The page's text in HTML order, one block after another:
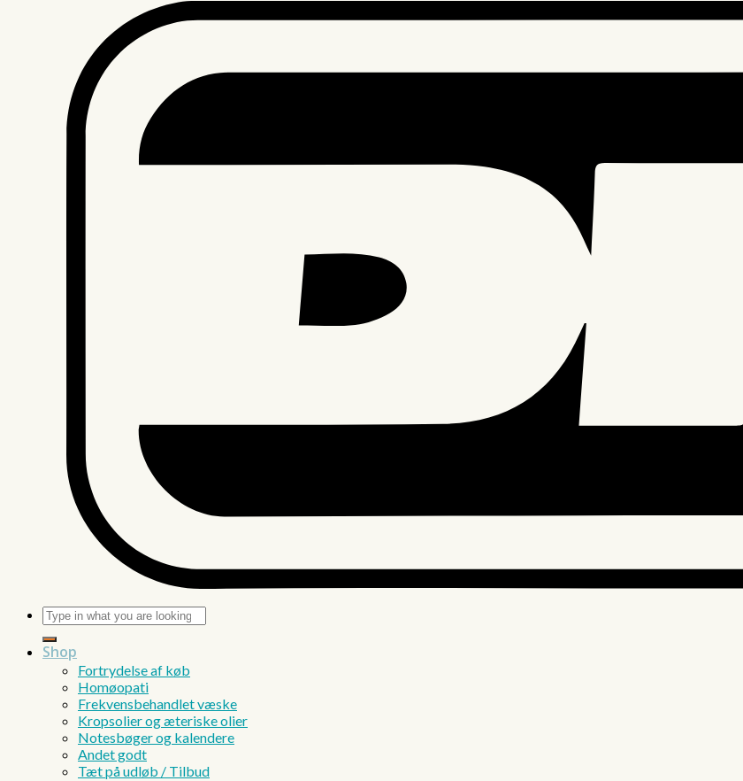
Søg
efter:
Shop
Fortrydelse af køb
Homøopati
Frekvensbehandlet væske
Kropsolier og æteriske olier
Notesbøger og kalendere
Andet godt
Tæt på udløb / Tilbud